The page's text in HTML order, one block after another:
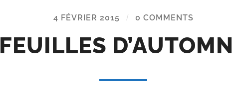
4 FÉVRIER 2015 / 0 COMMENTS
FEUILLES